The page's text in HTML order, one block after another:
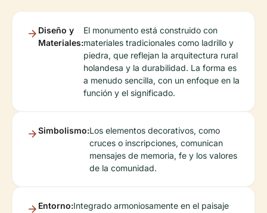
Diseño y
Materiales:
El monumento está construido con
materiales tradicionales como ladrillo y
piedra, que reflejan la arquitectura rural
holandesa y la durabilidad. La forma es
a menudo sencilla, con un enfoque en la
función y el significado.
Simbolismo:Los elementos decorativos, como
cruces o inscripciones, comunican
mensajes de memoria, fe y los valores
de la comunidad.
Entorno:Integrado armoniosamente en el paisaje